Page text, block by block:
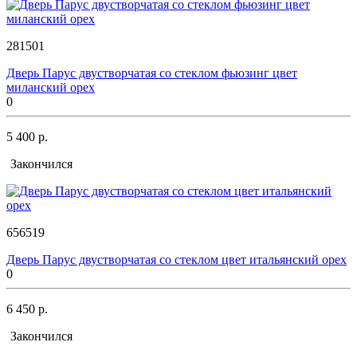
281501
Дверь Парус двустворчатая со стеклом фьюзинг цвет
миланский орех
0
5 400 р.
Закончился
656519
Дверь Парус двустворчатая со стеклом цвет итальянский орех
0
6 450 р.
Закончился